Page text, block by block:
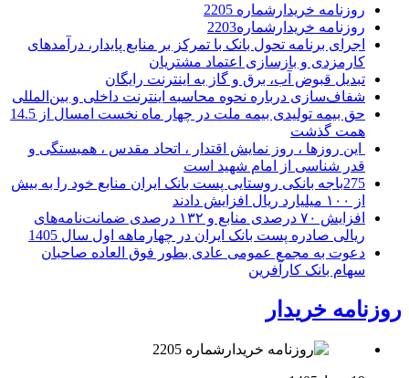
روزنامه خریدارشماره 2205
روزنامه خریدارشماره2203
اجرای برنامه تحول بانک با تمرکز بر منابع پایدار، درآمدهای
کارمزدی و بازسازی اعتماد مشتریان
تبدیل قبوض آب، برق و گاز به اینترنت رایگان
شفاف‌سازی درباره نحوه محاسبه اینترنت داخلی و بین‌المللی
حق بیمه تولیدی بیمه ملت در چهار ماه نخست امسال از 14.5
همت گذشت
این روزها ، روز نمایش اقتدار ، اتحاد مقدس ، همبستگی و
قدر شناسی از امام شهید است
275باجه بانکی روستایی پست بانک ایران منابع خود را به بیش
از ۱۰۰ میلیارد ریال افزایش دادند
افزایش ۷۰ درصدی منابع و ۱۳۲ درصدی ضمانت‌نامه‌های
ریالی صادره پست بانک ایران در چهارماهه اول سال 1405
دعوت به مجمع عمومی عادی بطور فوق العاده صاحبان
سهام بانک کارآفرین
روزنامه خریدار